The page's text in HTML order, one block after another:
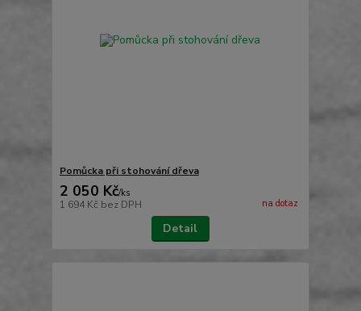
Pomůcka při stohování dřeva
2 050 Kč/ks
1 694 Kč bez DPH na dotaz
Detail